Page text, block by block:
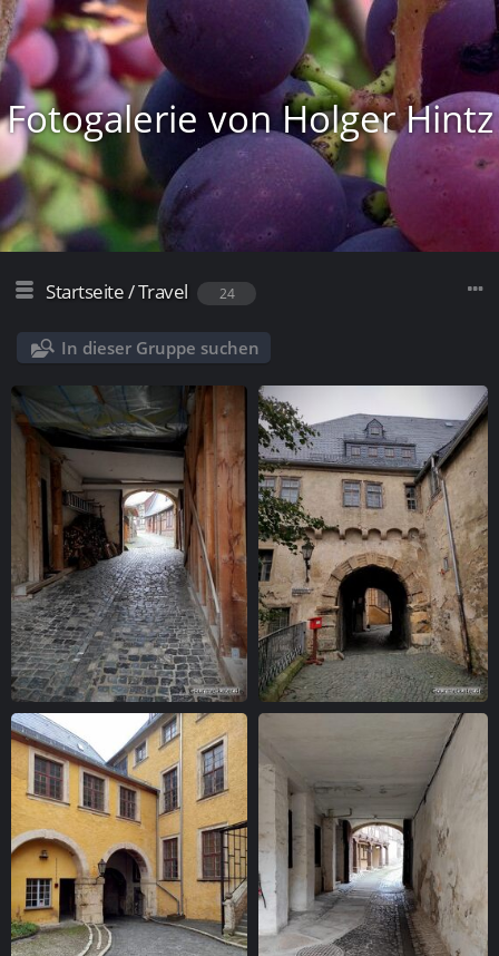
Fotogalerie von Holger Hintz
Startseite/Travel 24
In dieser Gruppe suchen
Durchgang Torhaus